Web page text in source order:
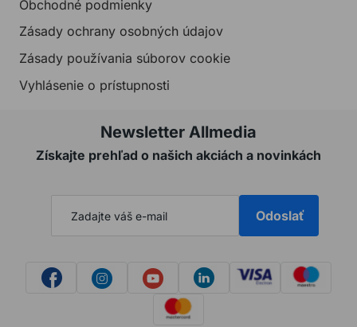
Obchodné podmienky
Zásady ochrany osobných údajov
Zásady používania súborov cookie
Vyhlásenie o prístupnosti
Newsletter Allmedia
Získajte prehľad o našich akciách a novinkách
Odoslať